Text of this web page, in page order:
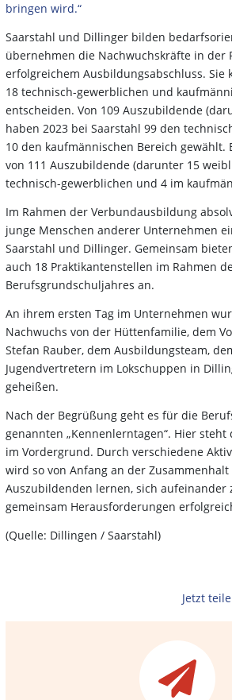
bringen wird.“
Saarstahl und Dillinger bilden
übernehmen die Nachwuchskräfte in der
erfolgreichem Ausbildungsabschluss. Sie
18 technisch-gewerblichen und
entscheiden. Von 109 Auszubildende
haben 2023 bei Saarstahl 99 den
10 den kaufmännischen Bereich gewählt.
von 111 Auszubildende (darunter 15
technisch-gewerblichen und 4 im
Im Rahmen der Verbundausbildung
junge Menschen anderer Unternehmen
Saarstahl und Dillinger. Gemeinsam
auch 18 Praktikantenstellen im Rahmen
Berufsgrundschuljahres an.
An ihrem ersten Tag im Unternehmen
Nachwuchs von der Hüttenfamilie, dem
Stefan Rauber, dem Ausbildungsteam,
Jugendvertretern im Lokschuppen in
geheißen.
Nach der Begrüßung geht es für die
genannten „Kennenlerntagen“. Hier
im Vordergrund. Durch verschiedene
wird so von Anfang an der
Auszubildenden lernen, sich aufeinander
gemeinsam Herausforderungen
(Quelle: Dillingen / Saarstahl)
Jetzt